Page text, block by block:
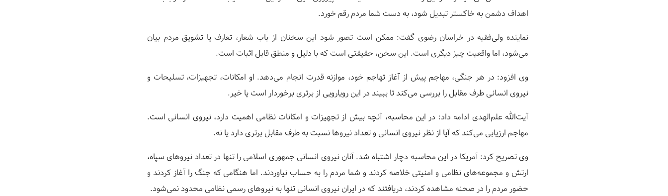
اهداف دشمن به خاکستر تبدیل شود، به دست شما مردم رقم خورد.
نماینده ولی‌فقیه در خراسان رضوی گفت: ممکن است تصور شود این سخنان از باب شعار، تعارف یا تشویق مردم بیان
می‌شود، اما واقعیت چیز دیگری است. این سخن، حقیقتی است که با دلیل و منطق قابل اثبات است.
وی افزود: در هر جنگی، مهاجم پیش از آغاز تهاجم خود، موازنه قدرت انجام می‌دهد. او امکانات، تجهیزات، تسلیحات و
نیروی انسانی طرف مقابل را بررسی می‌کند تا ببیند در این رویارویی از برتری برخوردار است یا خیر.
آیت‌الله علم‌الهدی ادامه داد: در این محاسبه، آنچه بیش از تجهیزات و امکانات نظامی اهمیت دارد، نیروی انسانی است.
مهاجم ارزیابی می‌کند که آیا از نظر نیروی انسانی و تعداد نیروها نسبت به طرف مقابل برتری دارد یا نه.
وی تصریح کرد: آمریکا در این محاسبه دچار اشتباه شد. آنان نیروی انسانی جمهوری اسلامی را تنها در تعداد نیروهای سپاه،
ارتش و مجموعه‌های نظامی و امنیتی خلاصه کردند و شما مردم را به حساب نیاوردند. اما هنگامی که جنگ را آغاز کردند و
حضور مردم را در صحنه مشاهده کردند، دریافتند که در ایران نیروی انسانی تنها به نیروهای رسمی نظامی محدود نمی‌شود.